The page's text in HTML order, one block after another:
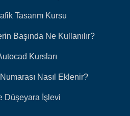
Tasarım Kursu
Başında Ne Kullanılır?
Kursları
Nasıl Eklenir?
Düşeyara İşlevi